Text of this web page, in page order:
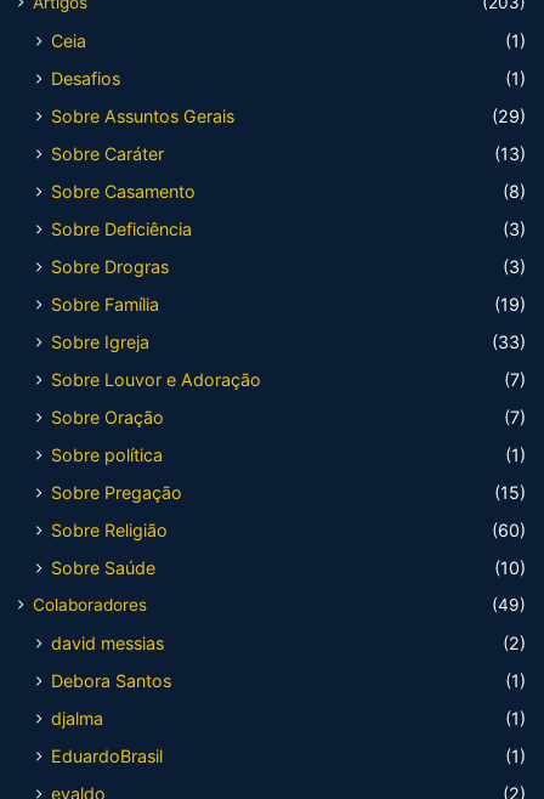
Ceia
(1)
Desafios
(1)
Sobre Assuntos Gerais
(29)
Sobre Caráter
(13)
Sobre Casamento
(8)
Sobre Deficiência
(3)
Sobre Drogras
(3)
Sobre Família
(19)
Sobre Igreja
(33)
Sobre Louvor e Adoração
(7)
Sobre Oração
(7)
Sobre política
(1)
Sobre Pregação
(15)
Sobre Religião
(60)
Sobre Saúde
(10)
Colaboradores (49)
david messias
(2)
Debora Santos
(1)
djalma
(1)
EduardoBrasil
(1)
evaldo
(2)